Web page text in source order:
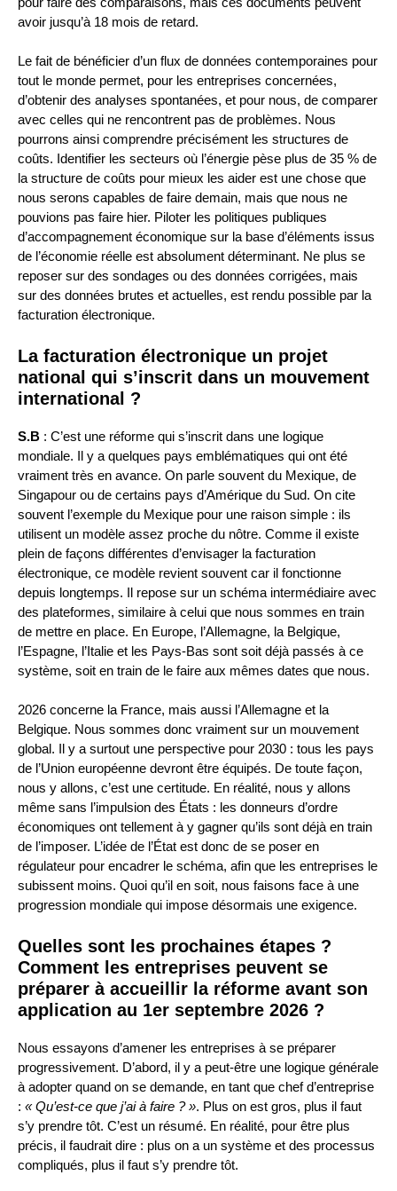
avoir jusqu’à 18 mois de retard.
Le fait de bénéficier d’un flux de données contemporaines pour
tout le monde permet, pour les entreprises concernées,
d’obtenir des analyses spontanées, et pour nous, de comparer
avec celles qui ne rencontrent pas de problèmes. Nous
pourrons ainsi comprendre précisément les structures de
coûts. Identifier les secteurs où l’énergie pèse plus de 35 % de
la structure de coûts pour mieux les aider est une chose que
nous serons capables de faire demain, mais que nous ne
pouvions pas faire hier. Piloter les politiques publiques
d’accompagnement économique sur la base d’éléments issus
de l’économie réelle est absolument déterminant. Ne plus se
reposer sur des sondages ou des données corrigées, mais
sur des données brutes et actuelles, est rendu possible par la
facturation électronique.
La facturation électronique un projet
national qui s’inscrit dans un mouvement
international ?
S.B : C’est une réforme qui s’inscrit dans une logique
mondiale. Il y a quelques pays emblématiques qui ont été
vraiment très en avance. On parle souvent du Mexique, de
Singapour ou de certains pays d’Amérique du Sud. On cite
souvent l’exemple du Mexique pour une raison simple : ils
utilisent un modèle assez proche du nôtre. Comme il existe
plein de façons différentes d’envisager la facturation
électronique, ce modèle revient souvent car il fonctionne
depuis longtemps. Il repose sur un schéma intermédiaire avec
des plateformes, similaire à celui que nous sommes en train
de mettre en place. En Europe, l’Allemagne, la Belgique,
l’Espagne, l’Italie et les Pays-Bas sont soit déjà passés à ce
système, soit en train de le faire aux mêmes dates que nous.
2026 concerne la France, mais aussi l’Allemagne et la
Belgique. Nous sommes donc vraiment sur un mouvement
global. Il y a surtout une perspective pour 2030 : tous les pays
de l’Union européenne devront être équipés. De toute façon,
nous y allons, c’est une certitude. En réalité, nous y allons
même sans l’impulsion des États : les donneurs d’ordre
économiques ont tellement à y gagner qu’ils sont déjà en train
de l’imposer. L’idée de l’État est donc de se poser en
régulateur pour encadrer le schéma, afin que les entreprises le
subissent moins. Quoi qu’il en soit, nous faisons face à une
progression mondiale qui impose désormais une exigence.
Quelles sont les prochaines étapes ?
Comment les entreprises peuvent se
préparer à accueillir la réforme avant son
application au 1er septembre 2026 ?
Nous essayons d’amener les entreprises à se préparer
progressivement. D’abord, il y a peut-être une logique générale
à adopter quand on se demande, en tant que chef d’entreprise
: « Qu’est-ce que j’ai à faire ? ». Plus on est gros, plus il faut
s’y prendre tôt. C’est un résumé. En réalité, pour être plus
précis, il faudrait dire : plus on a un système et des processus
compliqués, plus il faut s’y prendre tôt.